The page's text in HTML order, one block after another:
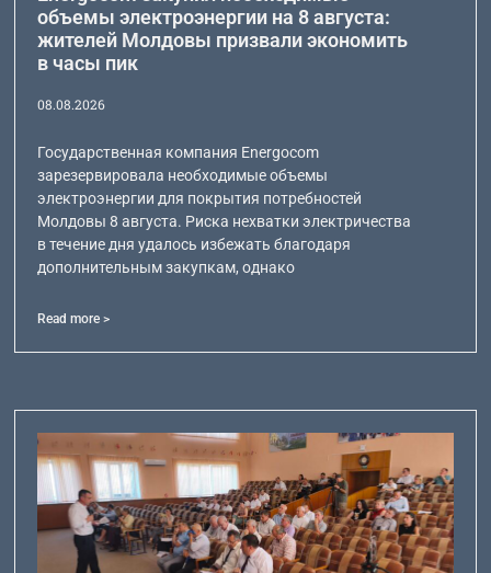
объемы электроэнергии на 8 августа:
жителей Молдовы призвали экономить
в часы пик
08.08.2026
Государственная компания Energocom
зарезервировала необходимые объемы
электроэнергии для покрытия потребностей
Молдовы 8 августа. Риска нехватки электричества
в течение дня удалось избежать благодаря
дополнительным закупкам, однако
Read more >